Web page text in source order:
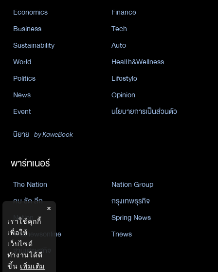
Economics
Finance
Business
Tech
Sustainability
Auto
World
Health&Wellness
Politics
Lifestyle
News
Opinion
Event
นโยบายการเป็นส่วนตัว
นิยาย by KaweBook
พาร์ทเนอร์
The Nation
Nation Group
คม ชัด ลึก
กรุงเทพธุรกิจ
Nation
Spring News
Thainewsonline
Tnews
ฐานเศรษฐกิจ
×
เราใช้คุกกี้
เพื่อให้
เว็บไซต์
ทำงานได้ดี
ขึ้น เพิ่มเติม